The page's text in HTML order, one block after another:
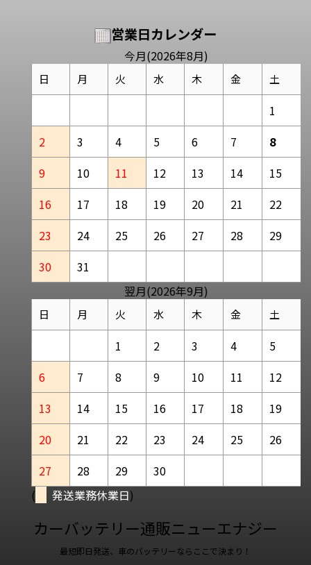
営業日カレンダー
今月(2026年8月)
日 月 火 水 木 金 土
1
2
3 4 5 6 7
8
9
10 11 12 13 14
15
16
17 18 19 20 21
22
23
24 25 26 27 28
29
30
31
翌月(2026年9月)
日 月 火 水 木 金 土
1 2 3 4
5
6
7 8 9 10 11
12
13
14 15 16 17 18
19
20
21 22 23 24 25
26
27
28 29
30
(
発送業務休業日)
カーバッテリー通販ニューエナジー
最短即日発送、車のバッテリーならここで決まり！